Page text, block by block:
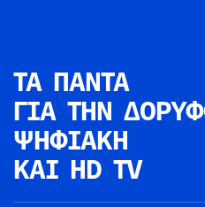
ΤΑ ΠΑΝΤΑ
ΓΙΑ ΤΗΝ
ΨΗΦΙΑΚΗ
ΚΑΙ HD TV